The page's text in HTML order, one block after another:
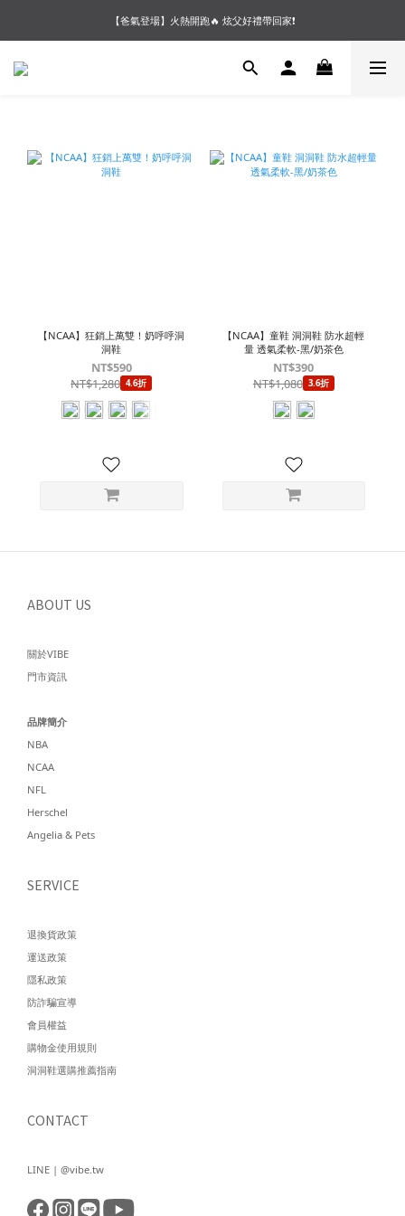
【夏末OUTLET】專區全面5折起❗超值入手就趁現在🔥
【爸氣登場】火熱開跑🔥 炫父好禮帶回家❗
【會員好禮】加入會員送$200購物金❗多重好禮等你加入領取 ❗
【NCAA】狂銷上萬雙！奶呼呼洞
洞鞋
NT$590
NT$1,280 4.6折
【NCAA】童鞋 洞洞鞋 防水超輕
量 透氣柔軟-黑/奶茶色
NT$390
NT$1,080 3.6折
ABOUT US
關於VIBE
門市資訊
品牌簡介
NBA
NCAA
NFL
Herschel
Angelia & Pets
SERVICE
退換貨政策
運送政策
隱私政策
防詐騙宣導
會員權益
購物金使用規則
洞洞鞋選購推薦指南
CONTACT
LINE | @vibe.tw